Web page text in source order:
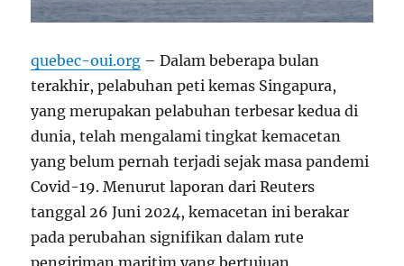
quebec-oui.org – Dalam beberapa bulan
terakhir, pelabuhan peti kemas Singapura,
yang merupakan pelabuhan terbesar kedua di
dunia, telah mengalami tingkat kemacetan
yang belum pernah terjadi sejak masa pandemi
Covid-19. Menurut laporan dari Reuters
tanggal 26 Juni 2024, kemacetan ini berakar
pada perubahan signifikan dalam rute